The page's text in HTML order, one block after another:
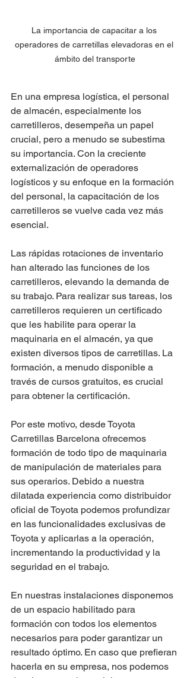
La importancia de capacitar a los
operadores de carretillas elevadoras en el
ámbito del transporte
En una empresa logística, el personal
de almacén, especialmente los
carretilleros, desempeña un papel
crucial, pero a menudo se subestima
su importancia. Con la creciente
externalización de operadores
logísticos y su enfoque en la formación
del personal, la capacitación de los
carretilleros se vuelve cada vez más
esencial.
Las rápidas rotaciones de inventario
han alterado las funciones de los
carretilleros, elevando la demanda de
su trabajo. Para realizar sus tareas, los
carretilleros requieren un certificado
que les habilite para operar la
maquinaria en el almacén, ya que
existen diversos tipos de carretillas. La
formación, a menudo disponible a
través de cursos gratuitos, es crucial
para obtener la certificación.
Por este motivo, desde Toyota
Carretillas Barcelona ofrecemos
formación de todo tipo de maquinaria
de manipulación de materiales para
sus operarios. Debido a nuestra
dilatada experiencia como distribuidor
oficial de Toyota podemos profundizar
en las funcionalidades exclusivas de
Toyota y aplicarlas a la operación,
incrementando la productividad y la
seguridad en el trabajo.
En nuestras instalaciones disponemos
de un espacio habilitado para
formación con todos los elementos
necesarios para poder garantizar un
resultado óptimo. En caso que prefieran
hacerla en su empresa, nos podemos